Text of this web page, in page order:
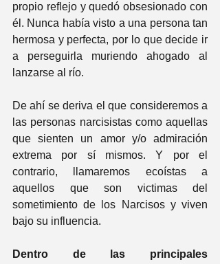
propio reflejo y quedó obsesionado con
él. Nunca había visto a una persona tan
hermosa y perfecta, por lo que decide ir
a perseguirla muriendo ahogado al
lanzarse al río.
De ahí se deriva el que consideremos a
las personas narcisistas como aquellas
que sienten un amor y/o admiración
extrema por sí mismos. Y por el
contrario, llamaremos ecoístas a
aquellos que son victimas del
sometimiento de los Narcisos y viven
bajo su influencia.
Dentro de las principales